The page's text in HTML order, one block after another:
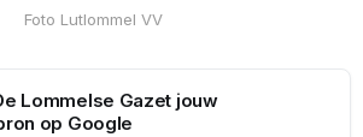
Foto Lutlommel VV
Lommelse Gazet jouw
op Google